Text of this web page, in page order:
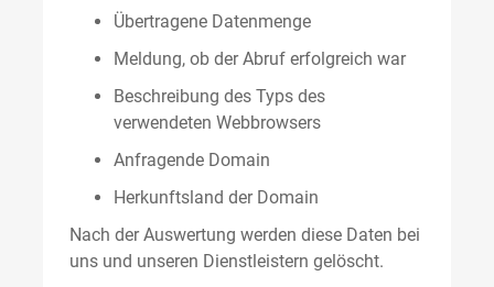
Übertragene Datenmenge
Meldung, ob der Abruf erfolgreich war
Beschreibung des Typs des
verwendeten Webbrowsers
Anfragende Domain
Herkunftsland der Domain
Nach der Auswertung werden diese Daten bei
uns und unseren Dienstleistern gelöscht.